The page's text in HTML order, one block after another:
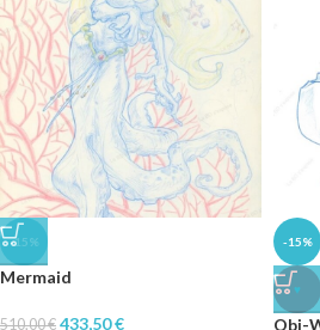
-15%
Mermaid
510,00€ 433,50€
-15%
♥
Obi-